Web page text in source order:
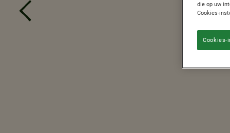
die op uw
Cookies-
Cookies-